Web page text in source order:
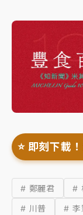
⭐️ 即刻下載
# 鄭麗君 #
# 川普
# 李